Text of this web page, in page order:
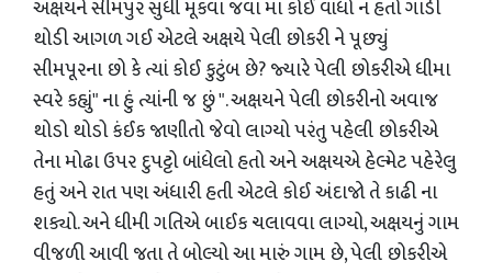
અક્ષયને સીમપુર સુધી મૂકવા જવા મા કોઈ વાંધો ન હતો ગાડી
થોડી આગળ ગઈ એટલે અક્ષયે પેલી છોકરી ને પૂછ્યું
સીમપૂરના છો કે ત્યાં કોઈ કુટુંબ છે? જ્યારે પેલી છોકરીએ ધીમા
સ્વરે કહ્યું" ના હું ત્યાંની જ છું ". અક્ષયને પેલી છોકરીનો અવાજ
થોડો થોડો કંઈક જાણીતો જેવો લાગ્યો પરંતુ પહેલી છોકરીએ
તેના મોઢા ઉપર દુપટ્ટો બાંધેલો હતો અને અક્ષયએ હેલ્મેટ પહેરેલુ
હતું અને રાત પણ અંધારી હતી એટલે કોઈ અંદાજો તે કાઢી ના
શક્યો. અને ધીમી ગતિએ બાઈક ચલાવવા લાગ્યો, અક્ષયનું ગામ
વીજળી આવી જતા તે બોલ્યો આ મારું ગામ છે, પેલી છોકરીએ